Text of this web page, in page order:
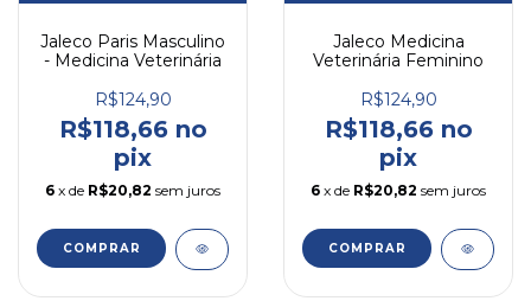
Jaleco Paris Masculino
- Medicina Veterinária
R$124,90
R$118,66 no
pix
6 x de R$20,82 sem juros
COMPRAR
Jaleco Medicina
Veterinária Feminino
R$124,90
R$118,66 no
pix
6 x de R$20,82 sem juros
COMPRAR